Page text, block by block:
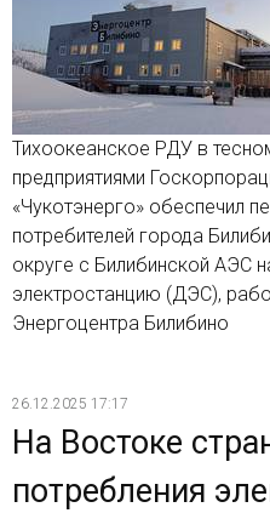
Тихоокеанское РДУ в
предприятиями
«Чукотэнерго» обеспечил
потребителей города
округе с Билибинской АЭС
электростанцию (ДЭС),
Энергоцентра Билибино
26.12.2025 17:17
На Востоке
потребления